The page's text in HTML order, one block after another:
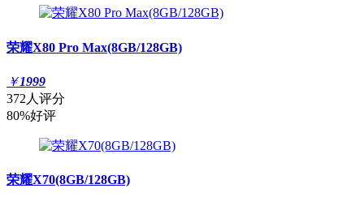
荣耀X80 Pro Max(8GB/128GB)
￥1999
372人评分
80%好评
荣耀X70(8GB/128GB)